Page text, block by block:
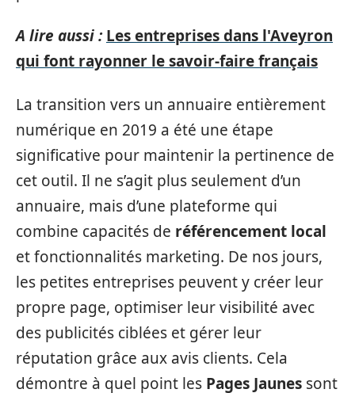
A lire aussi : Les entreprises dans l'Aveyron
qui font rayonner le savoir-faire français
La transition vers un annuaire entièrement
numérique en 2019 a été une étape
significative pour maintenir la pertinence de
cet outil. Il ne s’agit plus seulement d’un
annuaire, mais d’une plateforme qui
combine capacités de référencement local
et fonctionnalités marketing. De nos jours,
les petites entreprises peuvent y créer leur
propre page, optimiser leur visibilité avec
des publicités ciblées et gérer leur
réputation grâce aux avis clients. Cela
démontre à quel point les Pages Jaunes sont